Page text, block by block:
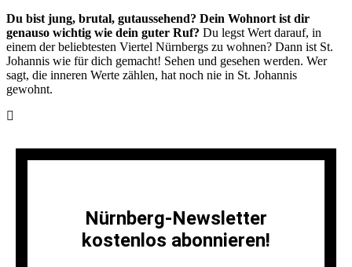
Du bist jung, brutal, gutaussehend? Dein Wohnort ist dir
genauso wichtig wie dein guter Ruf? Du legst Wert darauf, in
einem der beliebtesten Viertel Nürnbergs zu wohnen? Dann ist St.
Johannis wie für dich gemacht! Sehen und gesehen werden. Wer
sagt, die inneren Werte zählen, hat noch nie in St. Johannis
gewohnt.
Nürnberg-Newsletter
kostenlos abonnieren!